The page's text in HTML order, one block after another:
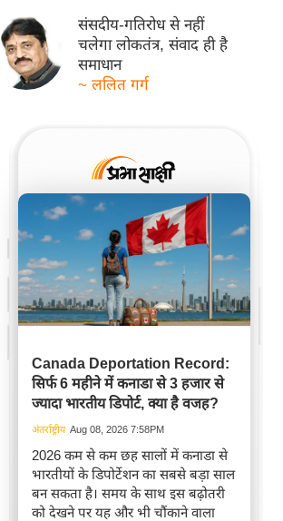
संसदीय-गतिरोध से नहीं
चलेगा लोकतंत्र, संवाद ही है
समाधान
~ ललित गर्ग
Canada Deportation Record:
सिर्फ 6 महीने में कनाडा से 3 हजार से
ज्यादा भारतीय डिपोर्ट, क्या है वजह?
अंतर्राष्ट्रीय Aug 08, 2026 7:58PM
2026 कम से कम छह सालों में कनाडा से
भारतीयों के डिपोर्टेशन का सबसे बड़ा साल
बन सकता है। समय के साथ इस बढ़ोतरी
को देखने पर यह और भी चौंकाने वाला